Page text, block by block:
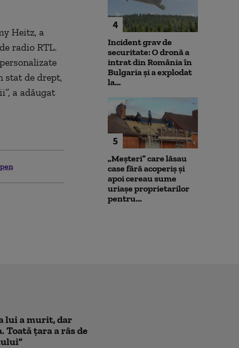
Heitz, a
radio RTL.
stat de drept,
a adăugat
4
Incident grav de
securitate: O dronă a
intrat din România în
Bulgaria şi a explodat
la...
5
„Meșteri” care lăsau
case fără acoperiș și
apoi cereau sume
uriașe proprietarilor
pentru...
lui a murit, dar
Toată țara a râs de